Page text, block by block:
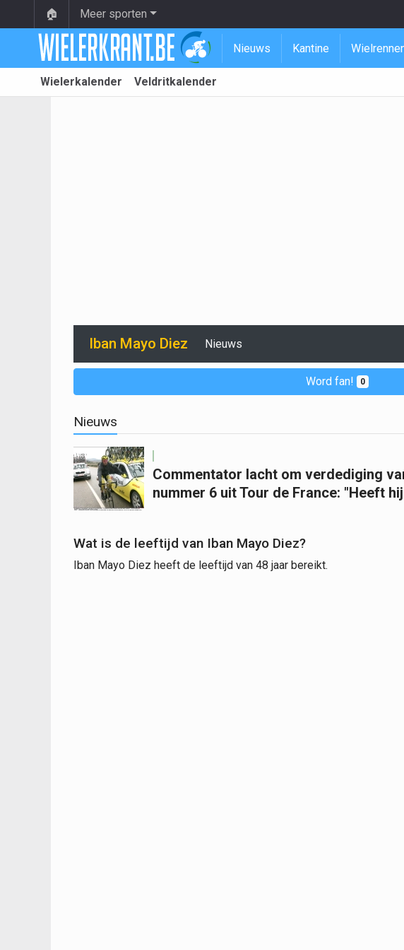
🏠 Meer sporten
Nieuws Kantine
Wielerkalender Veldritkalender
Iban Mayo Diez Nieuws
Word fan! 0
Nieuws
Commentator lacht om verdediging
nummer 6 uit Tour de France: "Heeft
Wat is de leeftijd van Iban Mayo Diez?
Iban Mayo Diez heeft de leeftijd van 48 jaar bereikt.